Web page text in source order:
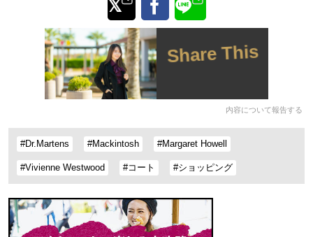
Share This
内容について報告する
#Dr.Martens #Mackintosh #Margaret Howell
#Vivienne Westwood #コート #ショッピング